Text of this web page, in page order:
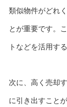
類似物件がどれ
とが重要です。
トなどを活用す
次に、高く売却
に引き出すこと